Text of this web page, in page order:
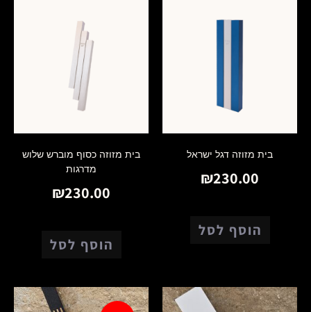
בית מזוזה דגל ישראל
₪230.00
הוסף לסל
בית מזוזה כסוף מוברש שלוש
מדרגות
₪230.00
הוסף לסל